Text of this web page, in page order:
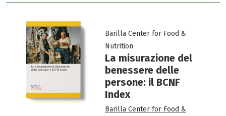
Barilla Center for Food &
Nutrition
La misurazione del
benessere delle
persone: il BCNF
Index
Barilla Center for Food &